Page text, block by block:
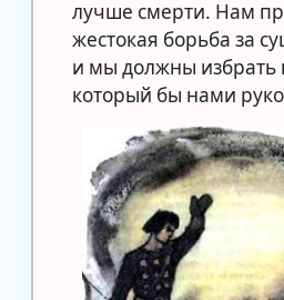
лучше смерти. Нам
жестокая борьба за
и мы должны избрать
который бы нами